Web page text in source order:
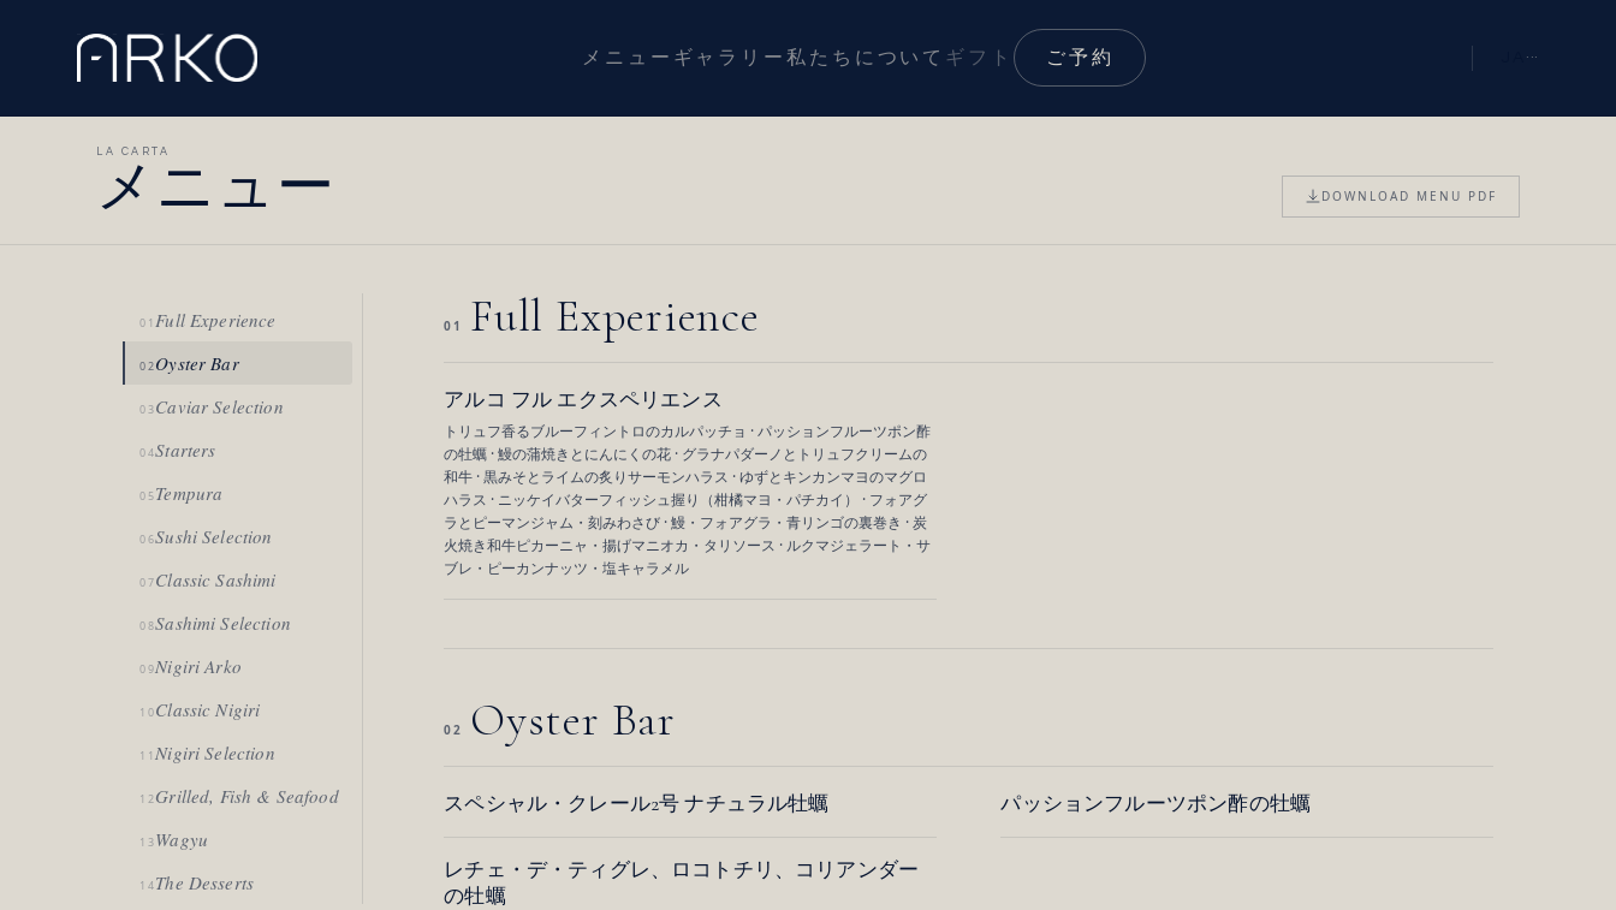
メニュー ギャラリー 私たちについて ギフト ご予約 ···
LA CARTA
メニュー DOWNLOAD MENU PDF
01Full Experience
02Oyster Bar
03Caviar Selection
04Starters
05Tempura
06Sushi Selection
07Classic Sashimi
08Sashimi Selection
09Nigiri Arko
10Classic Nigiri
11Nigiri Selection
12Grilled, Fish & Seafood
13Wagyu
14The Desserts
01 Full Experience
アルコ フル エクスペリエンス
トリュフ香るブルーフィントロのカルパッチョ · パッションフルーツポン酢
の牡蠣 · 鰻の蒲焼きとにんにくの花 · グラナパダーノとトリュフクリームの
和牛 · 黒みそとライムの炙りサーモンハラス · ゆずとキンカンマヨのマグロ
ハラス · ニッケイバターフィッシュ握り（柑橘マヨ・パチカイ） · フォアグ
ラとピーマンジャム・刻みわさび · 鰻・フォアグラ・青リンゴの裏巻き · 炭
火焼き和牛ピカーニャ・揚げマニオカ・タリソース · ルクマジェラート・サ
ブレ・ピーカンナッツ・塩キャラメル
02 Oyster Bar
スペシャル・クレール2号 ナチュラル牡蠣 パッションフルーツポン酢の牡蠣
レチェ・デ・ティグレ、ロコトチリ、コリアンダー
の牡蠣